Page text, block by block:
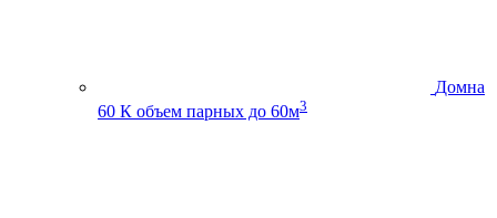
Домна
60 К объем парных до 60м3